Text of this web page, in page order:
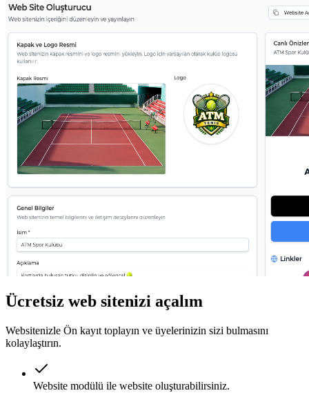
Ücretsiz web sitenizi açalım
Websitenizle Ön kayıt toplayın ve üyelerinizin sizi bulmasını
kolaylaştırın.
Website modülü ile website oluşturabilirsiniz.